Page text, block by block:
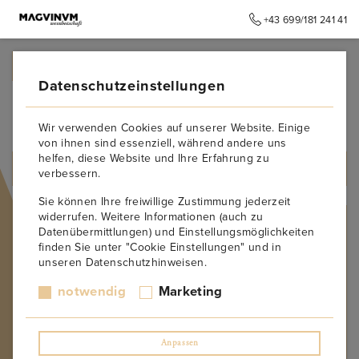
+43 699/181 241 41
2023
JAHRGANG
1970
1975
1977
1981
1985
Datenschutzeinstellungen
Wir verwenden Cookies auf unserer Website. Einige
von ihnen sind essenziell, während andere uns
helfen, diese Website und Ihre Erfahrung zu
verbessern.
Sie können Ihre freiwillige Zustimmung jederzeit
widerrufen. Weitere Informationen (auch zu
Datenübermittlungen) und Einstellungsmöglichkeiten
finden Sie unter "Cookie Einstellungen" und in
unseren Datenschutzhinweisen.
notwendig Marketing
Anpassen